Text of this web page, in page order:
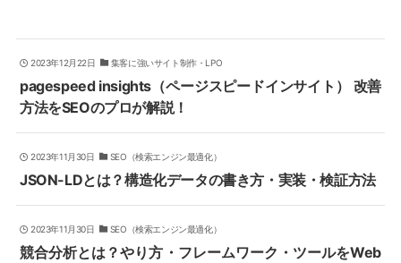
2023年12月22日 集客に強いサイト制作・LPO
pagespeed insights（ページスピードインサイト） 改善
方法をSEOのプロが解説！
2023年11月30日 SEO（検索エンジン最適化）
JSON-LDとは？構造化データの書き方・実装・検証方法
2023年11月30日 SEO（検索エンジン最適化）
競合分析とは？やり方・フレームワーク・ツールをWeb